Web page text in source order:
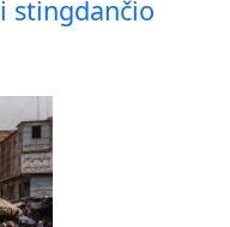
stingdančio